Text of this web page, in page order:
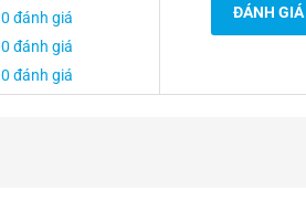
đánh giá
đánh giá
đánh giá
ĐÁNH GIÁ